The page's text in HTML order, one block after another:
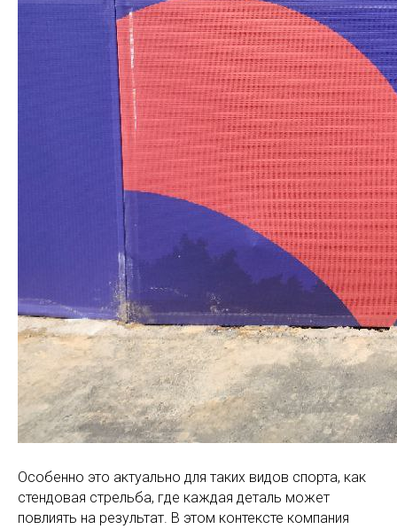
Особенно это актуально для таких видов спорта, как
стендовая стрельба, где каждая деталь может
повлиять на результат. В этом контексте компания